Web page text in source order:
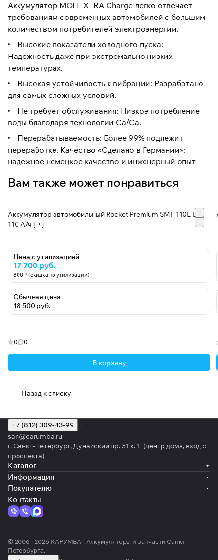
Аккумулятор MOLL XTRA Charge легко отвечает
требованиям современных автомобилей с большим
количеством потребителей электроэнергии.
Высокие показатели холодного пуска:
Надежность даже при экстремально низких
температурах.
Высокая устойчивость к вибрации: Разработано
для самых сложных условий.
Не требует обслуживания: Низкое потребление
воды благодаря технологии Са/Са.
Перерабатываемость: Более 99% подлежит
переработке. Качество «Сделано в Германии»:
надежное немецкое качество и инженерный опыт
Вам также может понравиться
Аккумулятор автомобильный Rocket Premium SMF 110L-L6 -
110 А/ч [-+]
Цена с утилизацией
17 700 руб.
800 ₽ (скидка по утилизации)
Обычная цена
18 500 руб.
0 0
В корзину
Назад к списку
+7 (812) 309-43-99
san@carumba.ru
г. Санкт-Петербург, Дунайский пр. 31 к. 1 (центр дома, вход с
проспекта)
Каталог
Информация
Покупателю
Контакты
© 2006 - 2026 КАРУМБА - Аккумуляторы и запчасти Санкт-
Петербурга.